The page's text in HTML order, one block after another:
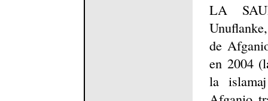
LA
de
en 2004
la